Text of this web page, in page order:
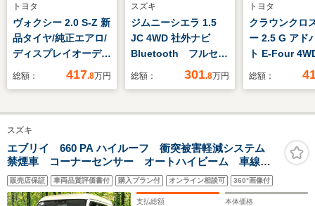
トヨタ
ヴォクシー 2.0 S-Z 新
品タイヤ/純正エアロ/
ディスプレイオーディ
オ10.5インチ/フリッ
ー/トヨタセーフティ
センス/両側電動スラ
イドドア/シートヒー
ター
総額： 417.8万円
スズキ
ジムニーシエラ 1.5
JC 4WD 社外ナビ
Bluetooth フルセグ
TV FM AM シー
ム ステアリングスイ
ト 純正アルミホイー
ル 純正LED
ABS 横滑り防止装
置
総額： 301.8万円
トヨタ
クラウンクロ
ー 2.5 G アド
ト E-Four
リスタ 12.3型
総額：
スズキ
エブリイ 660 PA ハイルーフ 衝突被害軽減システム
禁煙車 コーナーセンサー オートハイビーム 車線逸
脱警報 オートライト CD アイドリングストップ プ
ライバシーガラス ドアバイザー
販売店保証 車両品質評価書付 購入プラン付 オンライン相談可 360°画像付
支払総額 本体価格